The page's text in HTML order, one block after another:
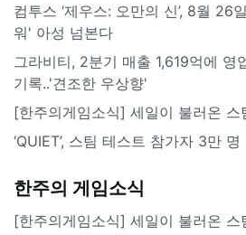
컴투스 ‘제우스: 오만의 신’, 8월 26
워' 아성 넘본다
그라비티, 2분기 매출 1,619억에 영
기록..'견조한 우상향'
[한주의게임소식] 세일이 불러온
‘QUIET’, 스팀 테스트 참가자 3만
한주의 게임소식
[한주의게임소식] 세일이 불러온